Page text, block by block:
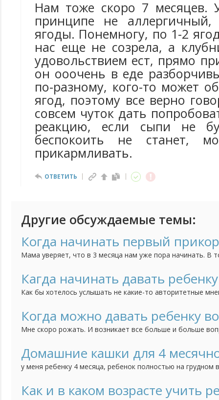
Нам тоже скоро 7
принципе не
ягоды. Понемногу, по 1-2
нас еще не созрела, а
удовольствием ест, прямо
он ооочень в еде
по-разному, кого-то может
ягод, поэтому все верно
совсем чуток дать
реакцию, если сыпи не
беспокоить не станет,
прикармливать.
ОТВЕТИТЬ
Другие обсуждаемые темы:
Когда начинать первый
Мама уверяет, что в 3 месяца нам уже пора начинать. В
Кагда начинать давать
Как бы хотелось услышать не какие-то авторитетные
добавлять в рацион ребенка овощи? Моей дочке 3
моя мама вообще говорит, что не раньше 6 месяцев
Когда можно давать ребенку
Мне скоро рожать. И возникает все больше и больше
говорят, что если кормишь грудью, воду давать не
молоко сладкое, а вода, как ни как, нужна всем.
Спасибо...
Домашние кашки для 4
у меня ребенку 4 месяца, ребенок полностью на грудном
пожилая старой закалки порекомендовала самим дома
магазином молоке с маслом и солью, но без сахара и
Как и в каком возрасте учить